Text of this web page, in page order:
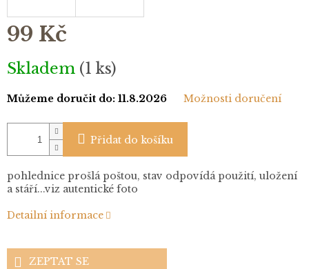
99 Kč
Měrná
cena:
Skladem (1 ks)
Můžeme doručit do: 11.8.2026 Možnosti doručení
Přidat do košíku
pohlednice prošlá poštou, stav odpovídá použití, uložení
a stáří...viz autentické foto
Detailní informace
ZEPTAT SE